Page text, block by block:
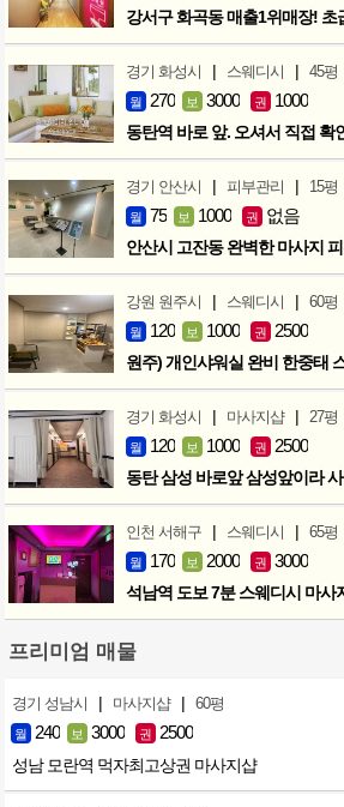
강서구 화곡동 매출1위매장! 초
경기 화성시 | 스웨디시 | 45평
월 270 보 3000 권 1000
동탄역 바로 앞. 오셔서 직접 확
경기 안산시 | 피부관리 | 15평
월 75 보 1000 권 없음
안산시 고잔동 완벽한 마사지
강원 원주시 | 스웨디시 | 60평
월 120 보 1000 권 2500
원주) 개인샤워실 완비 한중태
경기 화성시 | 마사지샵 | 27평
월 120 보 1000 권 2500
동탄 삼성 바로앞 삼성앞이라
인천 서해구 | 스웨디시 | 65평
월 170 보 2000 권 3000
석남역 도보 7분 스웨디시 마사
프리미엄 매물
경기 성남시 | 마사지샵 | 60평
월 240 보 3000 권 2500
성남 모란역 먹자최고상권 마사지샵